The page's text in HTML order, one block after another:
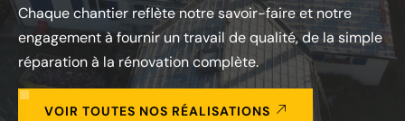
Chaque chantier reflète notre savoir-faire et notre
engagement à fournir un travail de qualité, de la simple
réparation à la rénovation complète.
VOIR TOUTES NOS RÉALISATIONS